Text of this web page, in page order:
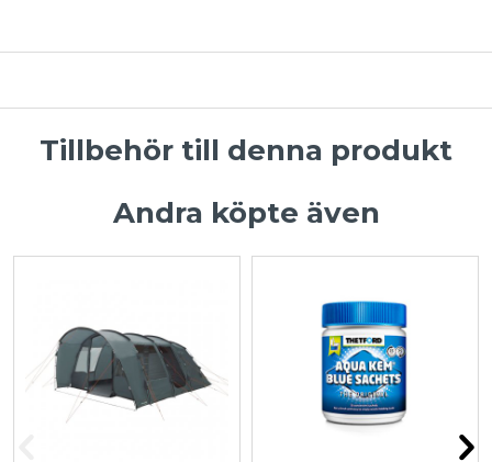
Tillbehör till denna produkt
Andra köpte även